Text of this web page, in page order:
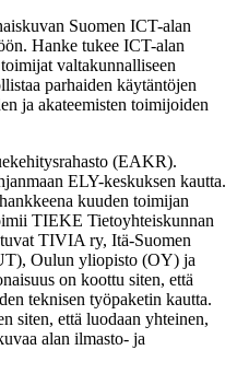
Suomen ICT-alan
Hanke tukee ICT-alan
valtakunnalliseen
parhaiden käytäntöjen
ja akateemisten toimijoiden
(EAKR).
ELY-keskuksen kautta.
kuuden toimijan
TIEKE Tietoyhteiskunnan
TIVIA ry, Itä-Suomen
Oulun yliopisto (OY) ja
on koottu siten, että
teknisen työpaketin kautta.
siten, että luodaan yhteinen,
alan ilmasto- ja